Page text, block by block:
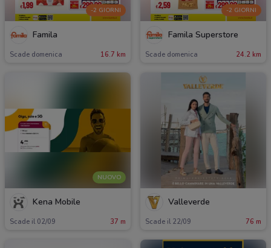
-2 GIORNI
Famila
Scade domenica 16.7 km
-2 GIORNI
Famila Superstore
Scade domenica 24.2 km
NUOVO
Kena Mobile
Scade il 02/09 37 m
Valleverde
Scade il 22/09 76 m